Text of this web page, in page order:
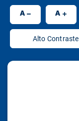
A A
Alto Contraste